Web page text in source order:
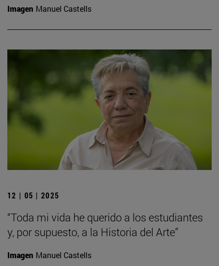
Imagen Manuel Castells
12 | 05 | 2025
“Toda mi vida he querido a los estudiantes
y, por supuesto, a la Historia del Arte”
Imagen Manuel Castells